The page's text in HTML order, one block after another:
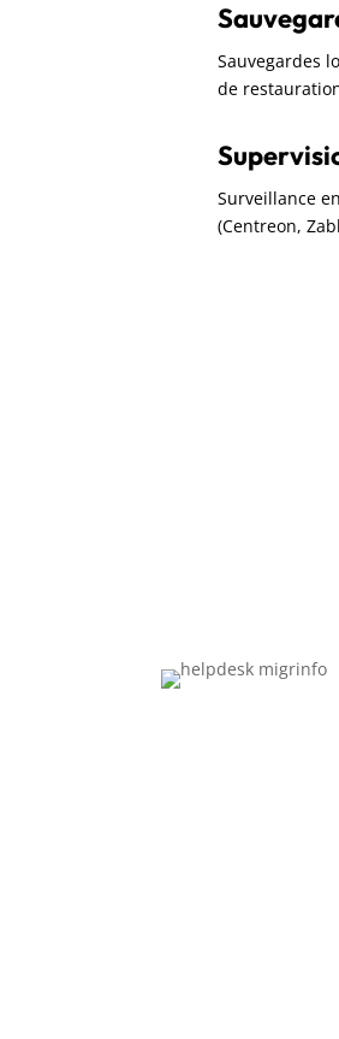
Sauvegardes
de
Surveillance
(Centreon,